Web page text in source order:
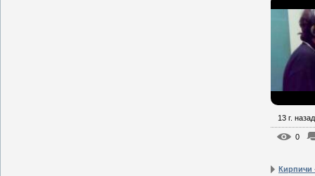
13 г. назад
0
Кирпичи